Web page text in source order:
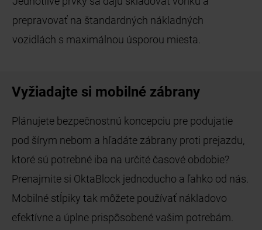
prepravovať na štandardných nákladných
vozidlách s maximálnou úsporou miesta.
Vyžiadajte si mobilné zábrany
Plánujete bezpečnostnú koncepciu pre podujatie
pod šírym nebom a hľadáte zábrany proti prejazdu,
ktoré sú potrebné iba na určité časové obdobie?
Prenajmite si OktaBlock jednoducho a ľahko od nás.
Mobilné stĺpiky tak môžete používať nákladovo
efektívne a úplne prispôsobené vašim potrebám.